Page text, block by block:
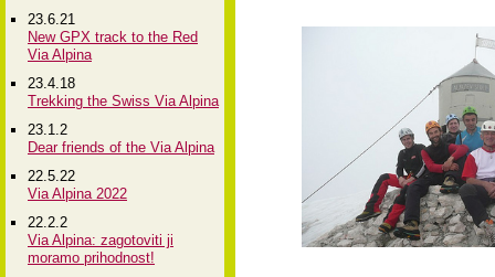
23.6.21
New GPX track to the Red
Via Alpina
23.4.18
Trekking the Swiss Via Alpina
23.1.2
Dear friends of the Via Alpina
22.5.22
Via Alpina 2022
22.2.2
Via Alpina: zagotoviti ji
moramo prihodnost!